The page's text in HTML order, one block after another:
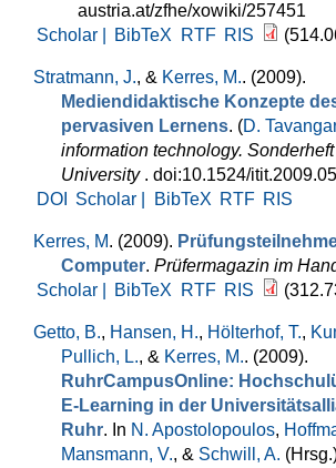
austria.at/zfhe/xowiki/257451
Scholar |
BibTeX RTF RIS
Stratmann, J., & Kerres, M.. (2009).
Mediendidaktische Konzepte
pervasiven Lernens. (D.
information technology.
University . doi:10.1524/
DOI
Scholar | BibTeX RTF RIS
Kerres, M. (2009).
Computer. Prüfermagazin im
Scholar |
BibTeX RTF RIS
Getto, B., Hansen, H., Hölterhof, T.,
Pullich, L., & Kerres, M.. (2009).
RuhrCampusOnline:
E-Learning in der
Ruhr. In N. Apostolopoulos,
Mansmann, V., & Schwill, A.